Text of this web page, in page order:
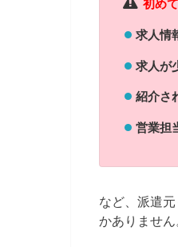
初め
求人情
求人が
紹介さ
営業担
など、派遣
かありません